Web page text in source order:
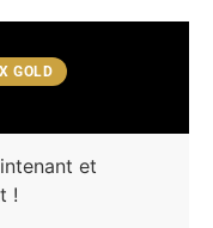
GOLD
et
!